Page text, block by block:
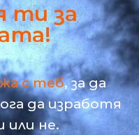
ти за
с теб, за да
да изработя
или не.